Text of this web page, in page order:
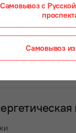
масло
хранения:
Самовывоз с
Самовывоз